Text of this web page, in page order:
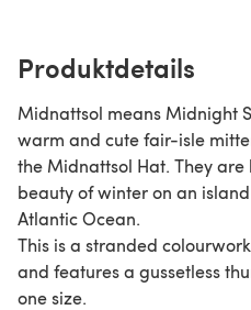
Produktdetails
Midnattsol means Midnight
warm and cute fair-isle
the Midnattsol Hat. They
beauty of winter on an
Atlantic Ocean.
This is a stranded
and features a gussetless
one size.